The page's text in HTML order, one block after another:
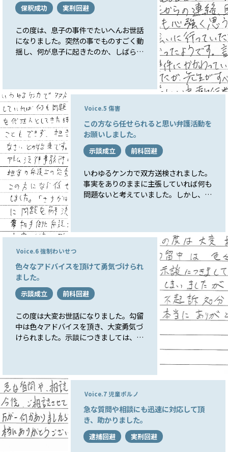
保釈成功 実刑回避
この度は、息子の事件でたいへんお世話
になりました。突然の事でものすごく動
揺し、何が息子に起きたのか、しばらく
ても心強く思う日々でした。息子にも、
何回も会いに行っていただき、息子自身
もたいへん心強かったようです。調べが
進むにつれて、４件も、事件にかかわっ
ていたとわかり、たいへんショックを受
けましたが、先生がすべて示談の手続き
をしていただき、厳しい中、執行猶予の
判決を受ける事ができました。本当にあ
りがとうございました。
Voice.5 傷害
この方なら任せられると思い弁護活動を
お願いしました。
示談成立 前科回避
いわゆるケンカで双方送検されました。
事実をありのままに主張していれば何も
問題ないと考えていました。しかし、相
し合いなさいとの始末です。HPも見て
とても良さそうだったのでアトム法律事
務所の北千住支店にお願いすることにし
ました。担当の弁護士の先生はとても親
身に話を聞いてくれ、この方になら任せ
られる思い弁護活動をお願いしました。
「さすがは弁護士の先生」という感じ
で、スピーディーに問題を解決して頂き
ました。事実を主張していても相手側に
弁護士がついた時、素人ではどうにもな
らないと痛感しました。アトム法律事務
ております。本当にありがとうございま
した。
Voice.6 強制わいせつ
色々なアドバイスを頂けて勇気づけられ
ました。
示談成立 前科回避
この度は大変お世話になりました。勾留
中は色々アドバイスを頂き、大変勇気づ
けられました。示談につきましては、相
ございました。
Voice.7 児童ポルノ
急な質問や相談にも迅速に対応して頂
き、助かりました。
逮捕回避 実刑回避